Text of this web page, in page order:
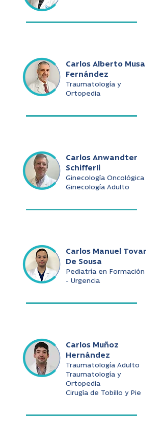
Carlos Alberto Musa
Fernández
Traumatología y
Ortopedia
Carlos Anwandter
Schifferli
Ginecología Oncológica
Ginecología Adulto
Carlos Manuel Tovar
De Sousa
Pediatría en Formación
- Urgencia
Carlos Muñoz
Hernández
Traumatología Adulto
Traumatología y
Ortopedia
Cirugía de Tobillo y Pie